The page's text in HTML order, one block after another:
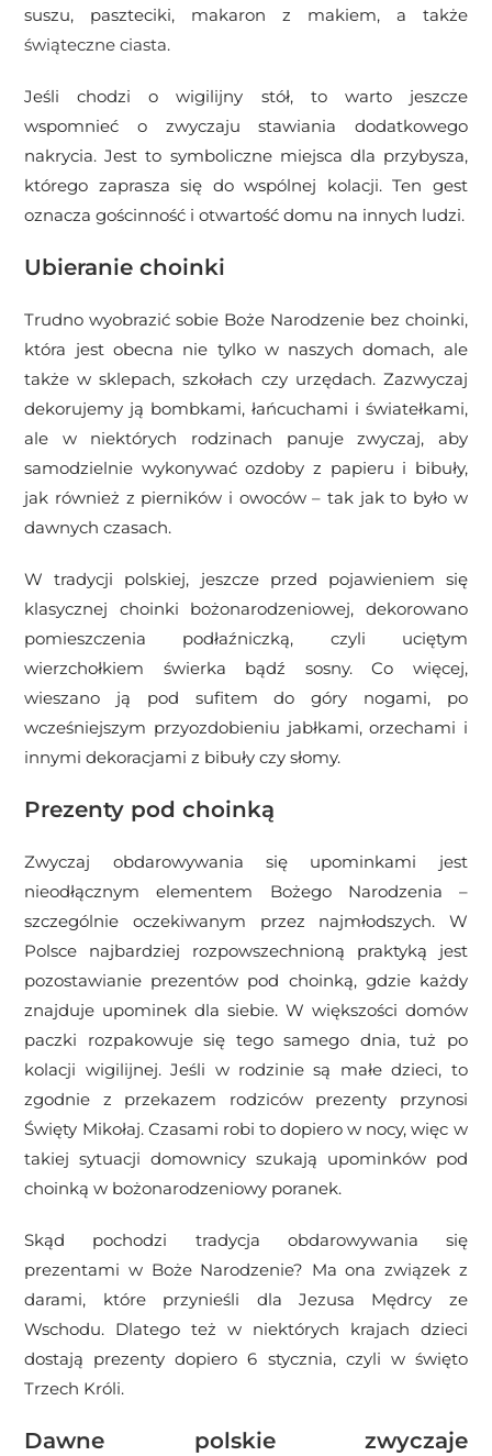
suszu, paszteciki, makaron z makiem, a także
świąteczne ciasta.
Jeśli chodzi o wigilijny stół, to warto jeszcze
wspomnieć o zwyczaju stawiania dodatkowego
nakrycia. Jest to symboliczne miejsca dla przybysza,
którego zaprasza się do wspólnej kolacji. Ten gest
oznacza gościnność i otwartość domu na innych ludzi.
Ubieranie choinki
Trudno wyobrazić sobie Boże Narodzenie bez choinki,
która jest obecna nie tylko w naszych domach, ale
także w sklepach, szkołach czy urzędach. Zazwyczaj
dekorujemy ją bombkami, łańcuchami i światełkami,
ale w niektórych rodzinach panuje zwyczaj, aby
samodzielnie wykonywać ozdoby z papieru i bibuły,
jak również z pierników i owoców – tak jak to było w
dawnych czasach.
W tradycji polskiej, jeszcze przed pojawieniem się
klasycznej choinki bożonarodzeniowej, dekorowano
pomieszczenia podłaźniczką, czyli uciętym
wierzchołkiem świerka bądź sosny. Co więcej,
wieszano ją pod sufitem do góry nogami, po
wcześniejszym przyozdobieniu jabłkami, orzechami i
innymi dekoracjami z bibuły czy słomy.
Prezenty pod choinką
Zwyczaj obdarowywania się upominkami jest
nieodłącznym elementem Bożego Narodzenia –
szczególnie oczekiwanym przez najmłodszych. W
Polsce najbardziej rozpowszechnioną praktyką jest
pozostawianie prezentów pod choinką, gdzie każdy
znajduje upominek dla siebie. W większości domów
paczki rozpakowuje się tego samego dnia, tuż po
kolacji wigilijnej. Jeśli w rodzinie są małe dzieci, to
zgodnie z przekazem rodziców prezenty przynosi
Święty Mikołaj. Czasami robi to dopiero w nocy, więc w
takiej sytuacji domownicy szukają upominków pod
choinką w bożonarodzeniowy poranek.
Skąd pochodzi tradycja obdarowywania się
prezentami w Boże Narodzenie? Ma ona związek z
darami, które przynieśli dla Jezusa Mędrcy ze
Wschodu. Dlatego też w niektórych krajach dzieci
dostają prezenty dopiero 6 stycznia, czyli w święto
Trzech Króli.
Dawne polskie zwyczaje